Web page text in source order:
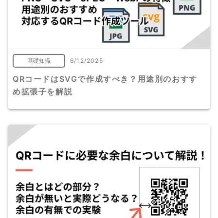
基礎知識 6/12/2025
QRコードはSVGで作成すべき？用途別のおすす
め拡張子を解説